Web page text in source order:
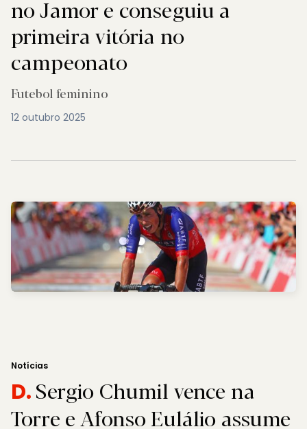
no Jamor e conseguiu a
primeira vitória no
campeonato
Futebol feminino
12 outubro 2025
Notícias
D.Sergio Chumil vence na
Torre e Afonso Eulálio assume